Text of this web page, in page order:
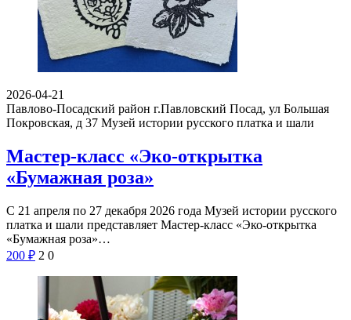
2026-04-21
Павлово-Посадский район г.Павловский Посад, ул Большая
Покровская, д 37 Музей истории русского платка и шали
Мастер-класс «Эко-открытка
«Бумажная роза»
С 21 апреля по 27 декабря 2026 года Музей истории русского
платка и шали представляет Мастер-класс «Эко-открытка
«Бумажная роза»…
200 ₽ 2 0